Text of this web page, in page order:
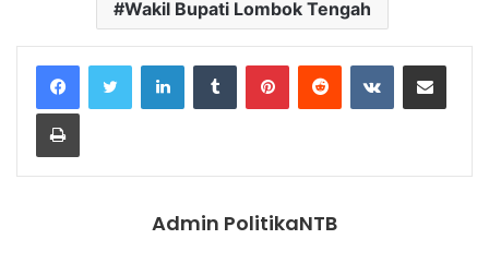
Wakil Bupati Lombok Tengah
LinkedInTumblr PinterestReddit VKontakteShare via Email
Print
Admin PolitikaNTB